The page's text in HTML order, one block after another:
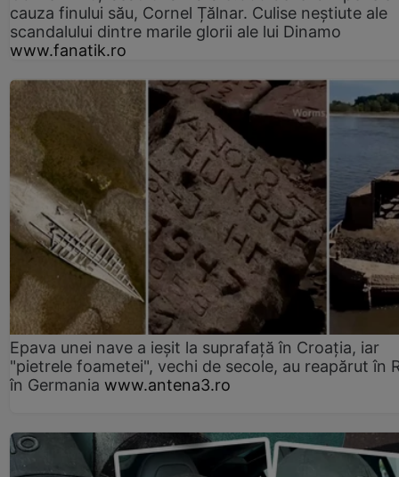
cauza finului său, Cornel Țălnar. Culise neștiute ale
scandalului dintre marile glorii ale lui Dinamo
www.fanatik.ro
Epava unei nave a ieșit la suprafață în Croația, iar
"pietrele foametei", vechi de secole, au reapărut în
în Germania www.antena3.ro